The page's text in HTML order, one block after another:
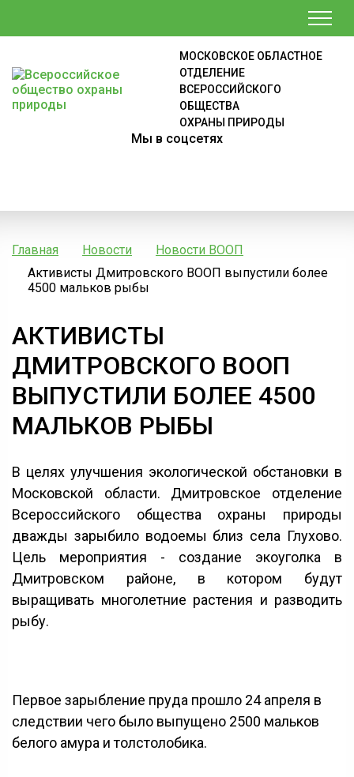
МОСКОВСКОЕ ОБЛАСТНОЕ
ОТДЕЛЕНИЕ
ВСЕРОССИЙСКОГО
ОБЩЕСТВА
ОХРАНЫ ПРИРОДЫ
Мы в соцсетях
Главная Новости
Новости ВООП
Активисты Дмитровского ВООП выпустили более
4500 мальков рыбы
АКТИВИСТЫ
ДМИТРОВСКОГО ВООП
ВЫПУСТИЛИ БОЛЕЕ 4500
МАЛЬКОВ РЫБЫ
В целях улучшения экологической обстановки в
Московской области. Дмитровское отделение
Всероссийского общества охраны природы
дважды зарыбило водоемы близ села Глухово.
Цель мероприятия - создание экоуголка в
Дмитровском районе, в котором будут
выращивать многолетние растения и разводить
рыбу.
Первое зарыбление пруда прошло 24 апреля в
следствии чего было выпущено 2500 мальков
белого амура и толстолобика.